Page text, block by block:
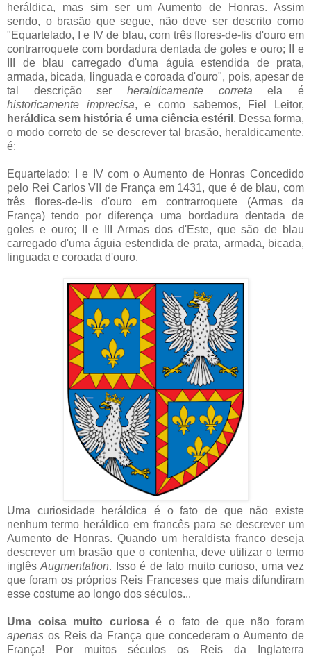
heráldica, mas sim ser um Aumento de Honras. Assim
sendo, o brasão que segue, não deve ser descrito como
"Equartelado, I e IV de blau, com três flores-de-lis d'ouro em
contrarroquete com bordadura dentada de goles e ouro; II e
III de blau carregado d'uma águia estendida de prata,
armada, bicada, linguada e coroada d'ouro", pois, apesar de
tal descrição ser heraldicamente corretaela é
historicamente imprecisa, e como sabemos, Fiel Leitor,
heráldica sem história é uma ciência estéril . Dessa forma,
o modo correto de se descrever tal brasão, heraldicamente,
é:
Equartelado: I e IV com o Aumento de Honras Concedido
pelo Rei Carlos VII de França em 1431, que é de blau, com
três flores-de-lis d'ouro em contrarroquete (Armas da
França) tendo por diferença uma bordadura dentada de
goles e ouro; II e III Armas dos d'Este, que são de blau
carregado d'uma águia estendida de prata, armada, bicada,
linguada e coroada d'ouro.
Uma curiosidade heráldica é o fato de que não existe
nenhum termo heráldico em francês para se descrever um
Aumento de Honras. Quando um heraldista franco deseja
descrever um brasão que o contenha, deve utilizar o termo
inglêsAugmentation. Isso é de fato muito curioso, uma vez
que foram os próprios Reis Franceses que mais difundiram
esse costume ao longo dos séculos...
Uma coisa muito curiosaé o fato de que não foram
apenas os Reis da França que concederam o Aumento de
França! Por muitos séculos os Reis da Inglaterra